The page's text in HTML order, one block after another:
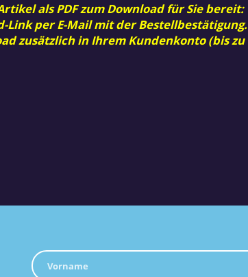
als PDF zum Download für Sie bereit:
Link per E-Mail mit der Bestellbestätigung.
zusätzlich in Ihrem Kundenkonto (bis zu